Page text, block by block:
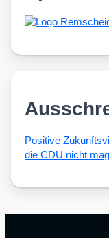
Posi­ti­ve
die CDU nicht